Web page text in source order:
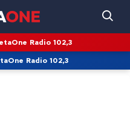
Radio 102,3
Radio 102,3